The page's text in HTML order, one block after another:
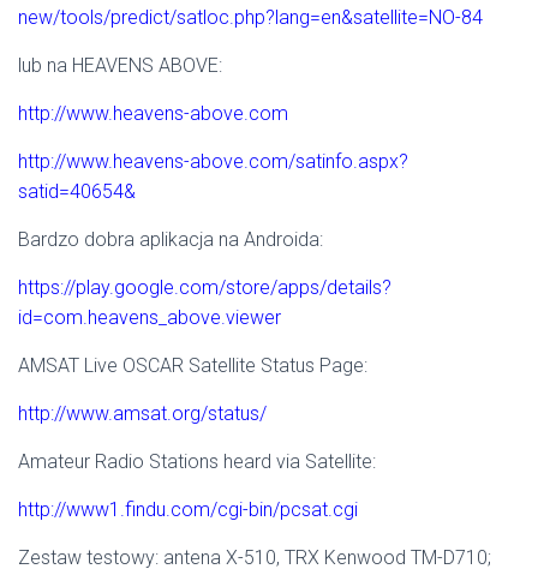
new/tools/predict/satloc.php?lang=en&satellite=NO-84
lub na HEAVENS ABOVE:
http://www.heavens-above.com
http://www.heavens-above.com/satinfo.aspx?
satid=40654&
Bardzo dobra aplikacja na Androida:
https://play.google.com/store/apps/details?
id=com.heavens_above.viewer
AMSAT Live OSCAR Satellite Status Page:
http://www.amsat.org/status/
Amateur Radio Stations heard via Satellite:
http://www1.findu.com/cgi-bin/pcsat.cgi
Zestaw testowy: antena X-510, TRX Kenwood TM-D710;